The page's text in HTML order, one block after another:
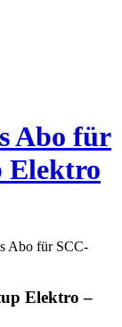
Abo für
Elektro
Abo für SCC-
Elektro –